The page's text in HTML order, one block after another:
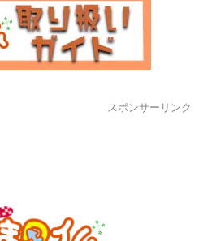
スポンサーリンク